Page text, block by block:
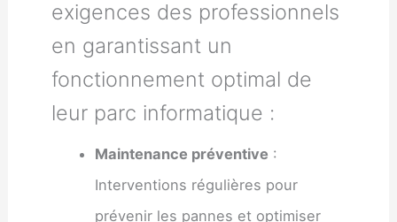
exigences des professionnels
en garantissant un
fonctionnement optimal de
leur parc informatique :
Maintenance préventive :
Interventions régulières pour
prévenir les pannes et optimiser